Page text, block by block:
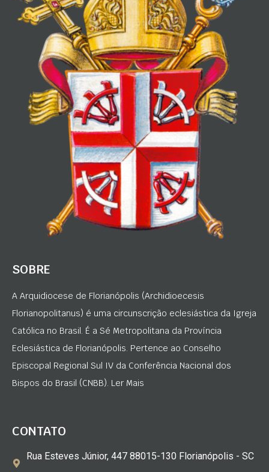
SOBRE
A Arquidiocese de Florianópolis (Archidioecesis
Florianopolitanus) é uma circunscrição eclesiástica da Igreja
Católica no Brasil. É a Sé Metropolitana da Província
Eclesiástica de Florianópolis. Pertence ao Conselho
Episcopal Regional Sul IV da Conferência Nacional dos
Bispos do Brasil (CNBB). Ler Mais
CONTATO
Rua Esteves Júnior, 447 88015-130 Florianópolis - SC